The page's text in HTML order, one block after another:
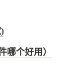
哪个好用）